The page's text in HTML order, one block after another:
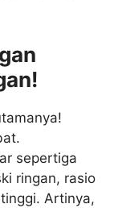
sepertiga
ringan, rasio
Artinya,